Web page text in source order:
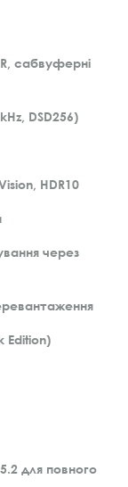
сабвуферні
DSD256)
HDR10
через
Edition)
для повного